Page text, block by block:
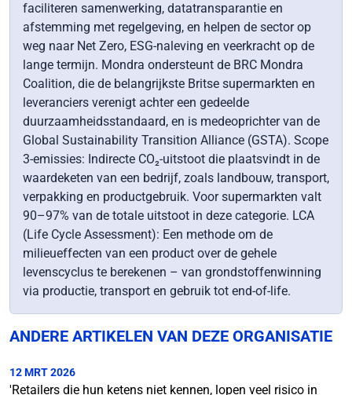
faciliteren samenwerking, datatransparantie en
afstemming met regelgeving, en helpen de sector op
weg naar Net Zero, ESG-naleving en veerkracht op de
lange termijn. Mondra ondersteunt de BRC Mondra
Coalition, die de belangrijkste Britse supermarkten en
leveranciers verenigt achter een gedeelde
duurzaamheidsstandaard, en is medeoprichter van de
Global Sustainability Transition Alliance (GSTA). Scope
3-emissies: Indirecte CO₂-uitstoot die plaatsvindt in de
waardeketen van een bedrijf, zoals landbouw, transport,
verpakking en productgebruik. Voor supermarkten valt
90–97% van de totale uitstoot in deze categorie. LCA
(Life Cycle Assessment): Een methode om de
milieueffecten van een product over de gehele
levenscyclus te berekenen – van grondstoffenwinning
via productie, transport en gebruik tot end-of-life.
ANDERE ARTIKELEN VAN DEZE ORGANISATIE
12 MRT 2026
'Retailers die hun ketens niet kennen, lopen veel risico in